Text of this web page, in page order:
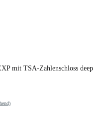
mit TSA-Zahlenschloss deep